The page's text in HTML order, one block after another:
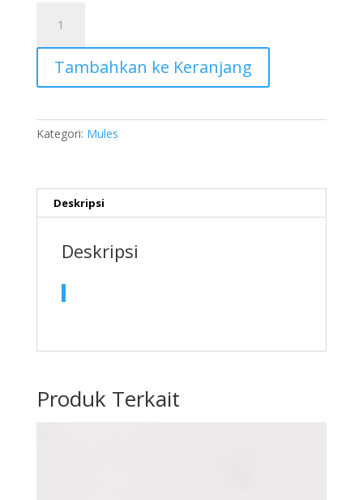
SVM005
Tambahkan ke Keranjang
Kategori: Mules
Deskripsi
Deskripsi
Produk Terkait